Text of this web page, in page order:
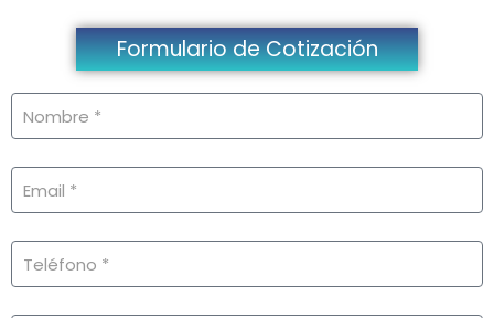
Formulario de Cotización